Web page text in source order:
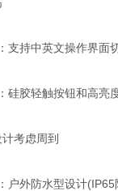
持中英文操作界面切
胶轻触按钮和高亮度
考虑周到
外防水型设计(IP65